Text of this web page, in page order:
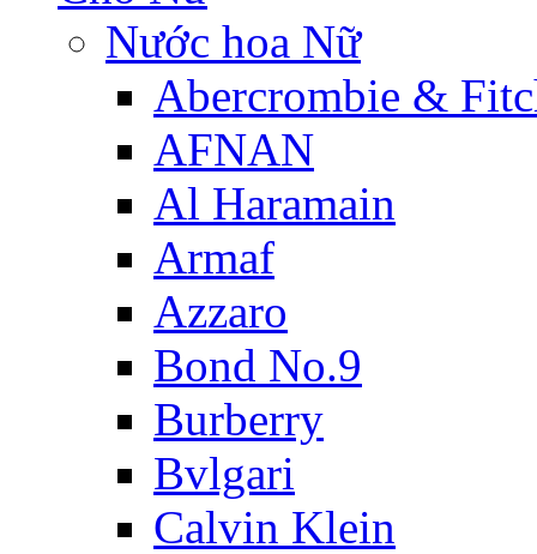
Nước hoa Nữ
Abercrombie &
AFNAN
Al Haramain
Armaf
Azzaro
Bond No.9
Burberry
Bvlgari
Calvin Klein